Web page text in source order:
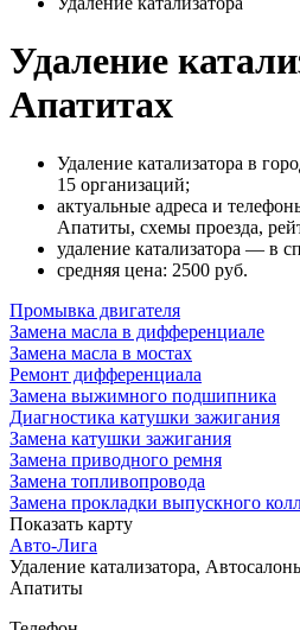
Удаление
Апатитах
Удаление катализатора в
15 организаций;
актуальные адреса и
Апатиты, схемы проезда,
удаление катализатора — в
cредняя цена: 2500 руб.
Промывка двигателя
Замена масла в дифференциале
Замена масла в мостах
Ремонт дифференциала
Замена выжимного подшипника
Диагностика катушки зажигания
Замена катушки зажигания
Замена приводного ремня
Замена топливопровода
Замена прокладки выпускного
Показать карту
Авто-Лига
Удаление катализатора,
Апатиты